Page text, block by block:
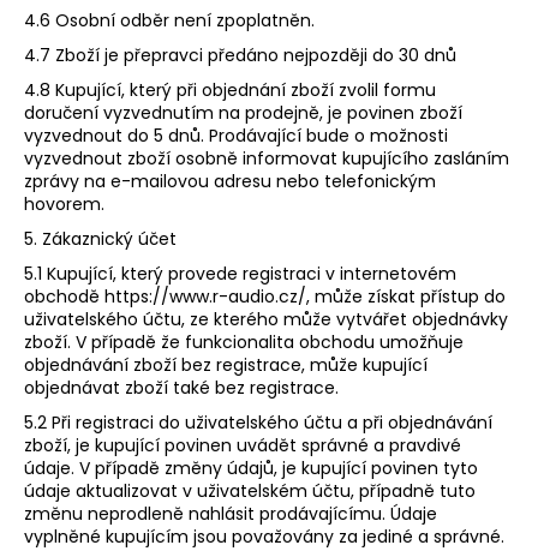
4.6 ​Osobní odběr není zpoplatněn.
4.7 Zboží je přepravci předáno nejpozději do 30 dnů
4.8 Kupující, který při objednání zboží zvolil formu
doručení vyzvednutím na prodejně, je povinen zboží
vyzvednout do​ 5 dnů. Prodávající bude o možnosti
vyzvednout zboží osobně informovat kupujícího zasláním
zprávy na e-mailovou adresu nebo telefonickým
hovorem.
5. Zákaznický účet
5.1 Kupující, který provede registraci v internetovém
obchodě ​https://www.r-audio.cz/​, může získat přístup do
uživatelského účtu, ze kterého může vytvářet objednávky
zboží. V případě že funkcionalita obchodu umožňuje
objednávání zboží bez registrace, může kupující
objednávat zboží také bez registrace.
5.2 Při registraci do uživatelského účtu a při objednávání
zboží, je kupující povinen uvádět správné a pravdivé
údaje. V případě změny údajů, je kupující povinen tyto
údaje aktualizovat v uživatelském účtu, případně tuto
změnu neprodleně nahlásit prodávajícímu. Údaje
vyplněné kupujícím jsou považovány za jediné a správné.